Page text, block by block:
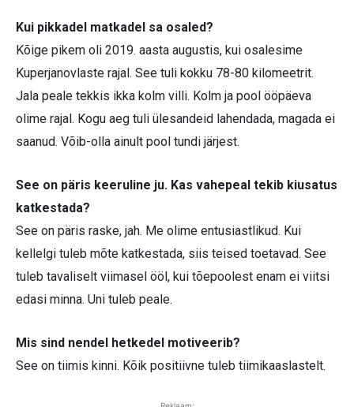
Kui pikkadel matkadel sa osaled?
Kõige pikem oli 2019. aasta augustis, kui osalesime
Kuperjanovlaste rajal. See tuli kokku 78-80 kilomeetrit.
Jala peale tekkis ikka kolm villi. Kolm ja pool ööpäeva
olime rajal. Kogu aeg tuli ülesandeid lahendada, magada ei
saanud. Võib-olla ainult pool tundi järjest.
See on päris keeruline ju. Kas vahepeal tekib kiusatus
katkestada?
See on päris raske, jah. Me olime entusiastlikud. Kui
kellelgi tuleb mõte katkestada, siis teised toetavad. See
tuleb tavaliselt viimasel ööl, kui tõepoolest enam ei viitsi
edasi minna. Uni tuleb peale.
Mis sind nendel hetkedel motiveerib?
See on tiimis kinni. Kõik positiivne tuleb tiimikaaslastelt.